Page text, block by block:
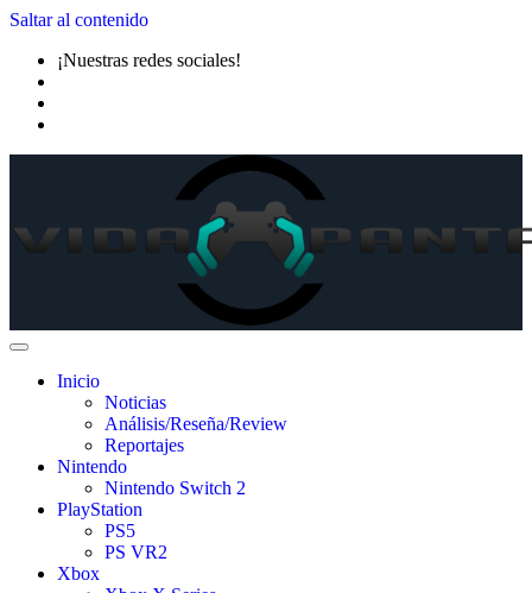
Saltar al contenido
¡Nuestras redes sociales!
Inicio
Noticias
Análisis/Reseña/Review
Reportajes
Nintendo
Nintendo Switch 2
PlayStation
PS5
PS VR2
Xbox